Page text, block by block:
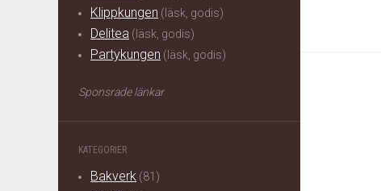
Klippkungen (läsk, godis)
Delitea (läsk, godis)
Partykungen (läsk, godis)
Sponsrade länkar
KATEGORIER
Bakverk (81)